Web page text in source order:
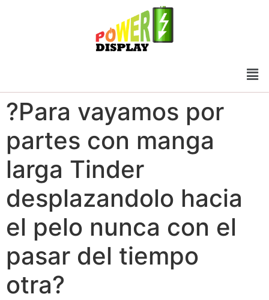
?Para vayamos por
partes con manga
larga Tinder
desplazandolo hacia
el pelo nunca con el
pasar del tiempo
otra?